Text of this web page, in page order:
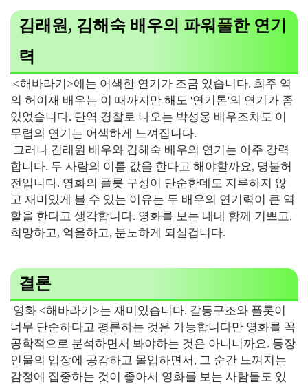
김래원, 김해숙 배우의 파워풀한 연기
력
<해바라기>에는 어색한 연기가 조금 있습니다. 희주 역
의 허이재 배우는 이 때까지만 해도 '연기톤'의 연기가 좀
있었습니다. 단역 경찰로 나오는 박성웅 배우조차도 이
무렵의 연기는 어색하게 느껴집니다.
그러나 김래원 배우와 김해숙 배우의 연기는 아주 강력
합니다. 두 사람의 이름 값을 한다고 해야할까요, 명불허
전입니다. 영화의 플롯 구성이 단순한데도 지루하지 않
고 재미있게 볼 수 있는 이유는 두 배우의 연기력이 큰 역
할을 한다고 생각합니다. 영화를 보는 내내 함께 기쁘고,
희망하고, 억울하고, 분노하게 되실겁니다.
결론
영화 <해바라기>는 재미있습니다. 갈등구조와 플롯이
너무 단순하다고 평론하는 것은 가능합니다만 영화를 꼭
공학적으로 분석하면서 봐야하는 것은 아니니까요. 등장
인물의 입장에 공감하고 몰입하면서, 그 순간 느껴지는
감정에 집중하는 것이 좋아서 영화를 보는 사람들도 있